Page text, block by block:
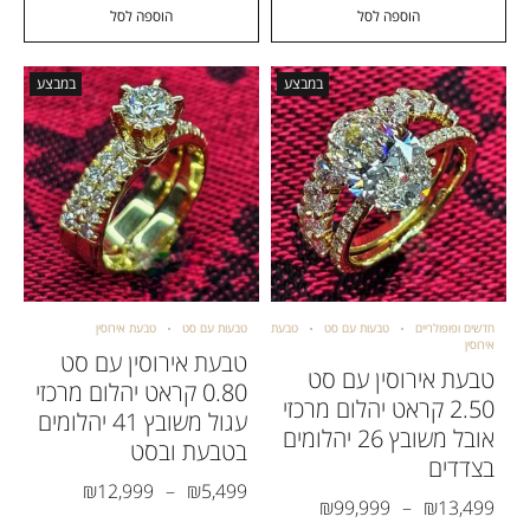
הוספה לסל הוספה לסל
במבצע
חדשים ופופולריים טבעות עם סט
טבעת
אירוסין
טבעת אירוסין עם סט
2.50 קראט יהלום מרכזי
אובל משובץ 26 יהלומים
בצדדים
₪13,499
–
₪99,999
במבצע
טבעות עם סט טבעת אירוסין
טבעת אירוסין עם סט
0.80 קראט יהלום מרכזי
עגול משובץ 41 יהלומים
בטבעת ובסט
₪5,499
–
₪12,999